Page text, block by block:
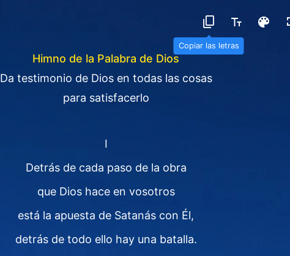
Copiar las letras
Himno de la Palabra de Dios
Da testimonio de Dios en todas las cosas
para satisfacerlo
I
Detrás de cada paso de la obra
que Dios hace en vosotros
está la apuesta de Satanás con Él,
detrás de todo ello hay una batalla.